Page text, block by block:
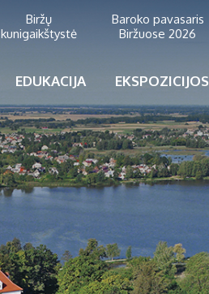
Biržų
kunigaikštystė
Baroko pavasaris
Biržuose 2026
EDUKACIJA EKSPOZICIJOS